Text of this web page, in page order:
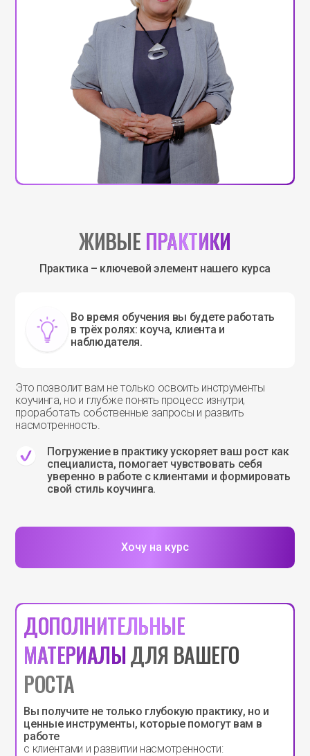
ЖИВЫЕ ПРАКТИКИ
Практика – ключевой элемент нашего курса
Во время обучения вы будете работать
в трёх ролях: коуча, клиента и
наблюдателя.
Это позволит вам не только освоить инструменты
коучинга, но и глубже понять процесс изнутри,
проработать собственные запросы и развить
насмотренность.
Погружение в практику ускоряет ваш рост как
специалиста, помогает чувствовать себя
уверенно в работе с клиентами и формировать
свой стиль коучинга.
Хочу на курс
ДОПОЛНИТЕЛЬНЫЕ
МАТЕРИАЛЫДЛЯ ВАШЕГО
РОСТА
Вы получите не только глубокую практику, но и
ценные инструменты, которые помогут вам в
работе
с клиентами и развитии насмотренности: